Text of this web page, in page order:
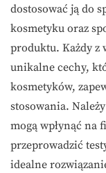
dostosować ją do
kosmetyku oraz
produktu. Każdy z
unikalne cechy,
kosmetyków,
stosowania.
mogą wpłynąć na
przeprowadzić
idealne